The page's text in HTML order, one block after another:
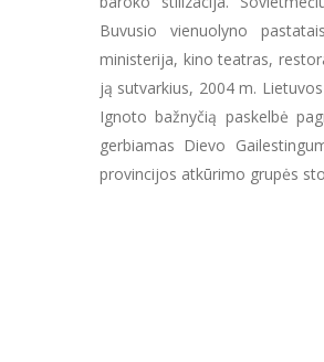
Buvusio vienuolyno
ministerija, kino teatras,
ją sutvarkius, 2004 m.
Ignoto bažnyčią paskelbė
gerbiamas Dievo
provincijos atkūrimo grupės